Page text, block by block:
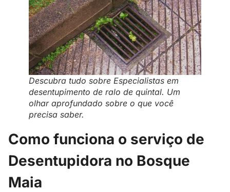
Descubra tudo sobre Especialistas em
desentupimento de ralo de quintal. Um
olhar aprofundado sobre o que você
precisa saber.
Como funciona o serviço de
Desentupidora no Bosque
Maia